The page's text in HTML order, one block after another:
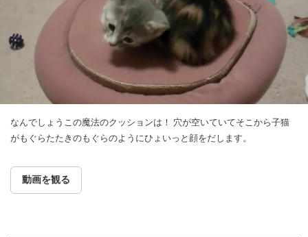
なんでしょうこの魔法のクッションは！ 穴が空いていてそこから子猫
がもぐらたたきのもぐらのようにひょいっと顔をだします。
動画を観る